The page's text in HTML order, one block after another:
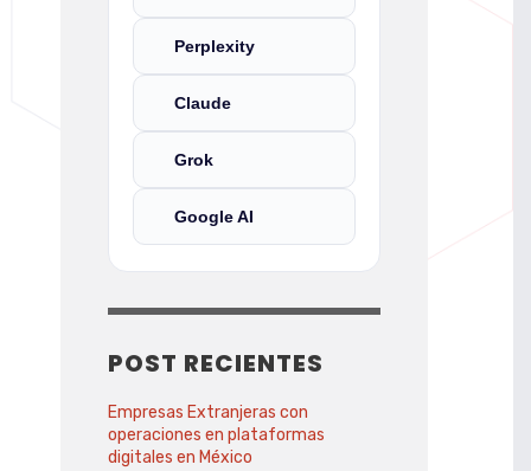
Perplexity
Claude
Grok
Google AI
POST RECIENTES
Empresas Extranjeras con
operaciones en plataformas
digitales en México